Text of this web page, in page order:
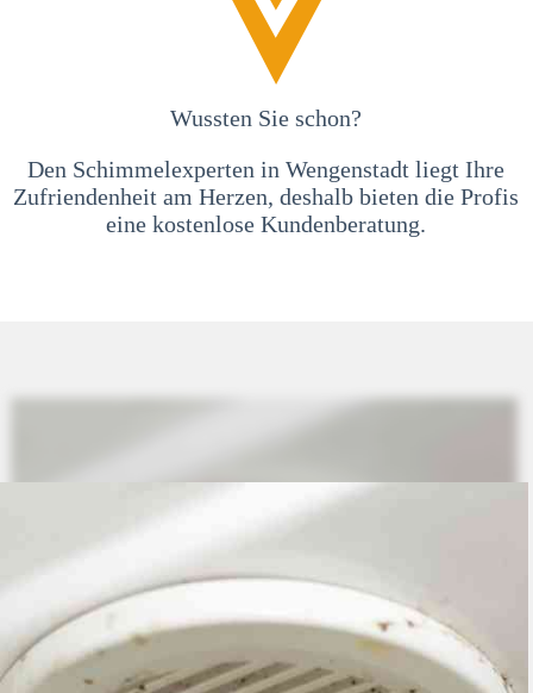
Wussten Sie schon?
Den Schimmelexperten in Wengenstadt liegt Ihre
Zufriendenheit am Herzen, deshalb bieten die Profis
eine kostenlose Kundenberatung.